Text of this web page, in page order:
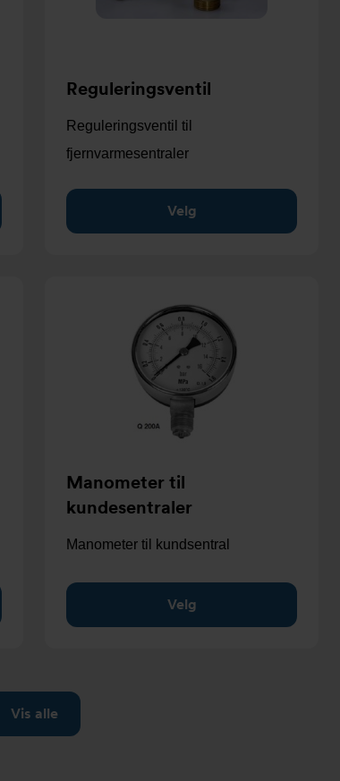
Reguleringsventil
Reguleringsventil til
fjernvarmesentraler
Velg
Manometer til
kundesentraler
Manometer til kundsentral
Velg